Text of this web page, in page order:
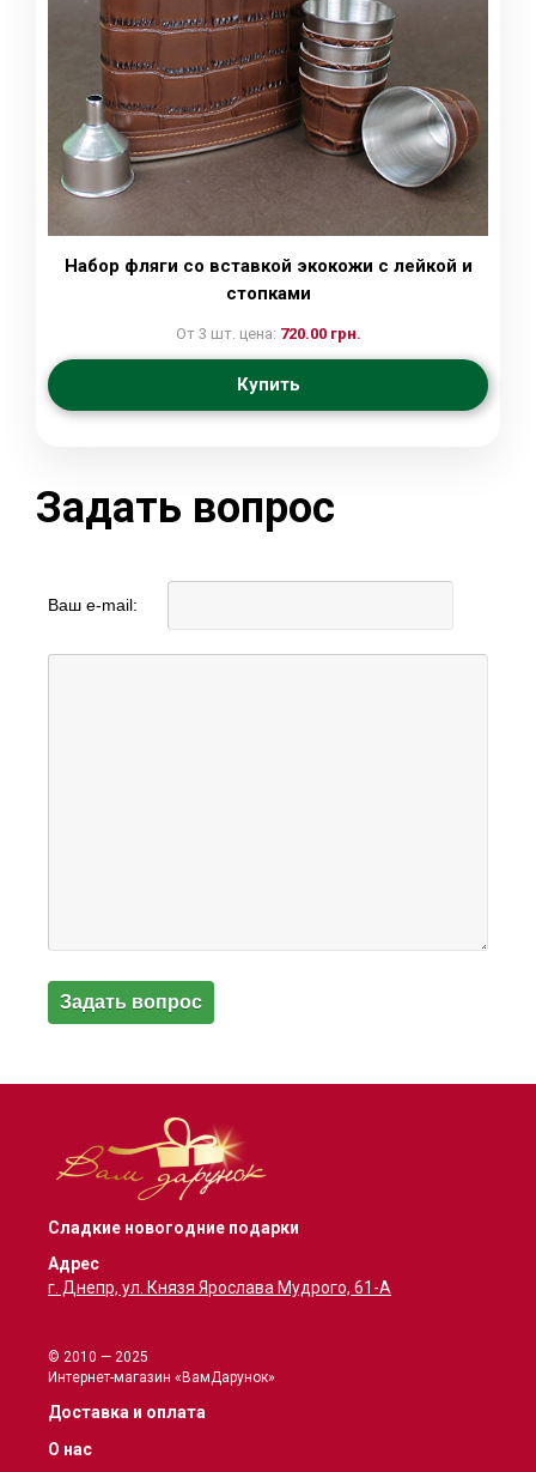
Набор фляги со вставкой экокожи с лейкой и
стопками
От 3 шт. цена: 720.00 грн.
Купить
Задать вопрос
Ваш e-mail:
Сладкие новогодние подарки
Адрес
г. Днепр, ул. Князя Ярослава Мудрого, 61-А
© 2010 — 2025
Интернет-магазин «ВамДарунок»
Доставка и оплата
О нас